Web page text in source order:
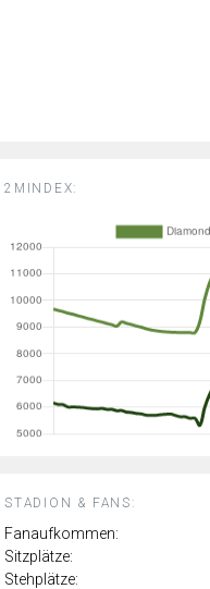
2MINDEX:
STADION & FANS:
Fanaufkommen:
Sitzplätze:
Stehplätze: